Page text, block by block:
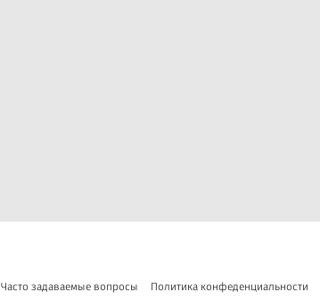
Часто задаваемые вопросы Политика конфеденциальности